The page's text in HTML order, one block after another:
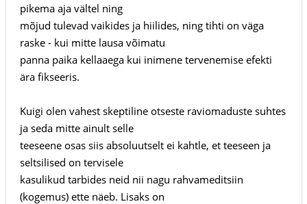
pikema aja vältel ning
mõjud tulevad vaikides ja hiilides, ning tihti on väga
raske - kui mitte lausa võimatu
panna paika kellaaega kui inimene tervenemise efekti
ära fikseeris.
Kuigi olen vahest skeptiline otseste raviomaduste suhtes
ja seda mitte ainult selle
teeseene osas siis absoluutselt ei kahtle, et teeseen ja
seltsilised on tervisele
kasulikud tarbides neid nii nagu rahvameditsiin
(kogemus) ette näeb. Lisaks on